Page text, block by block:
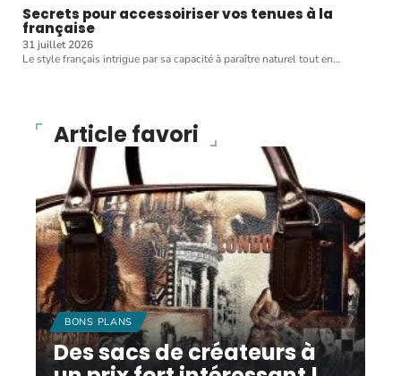
Secrets pour accessoiriser vos tenues à la
française
31 juillet 2026
Le style français intrigue par sa capacité à paraître naturel tout en…
Article favori
BONS PLANS
Des sacs de créateurs à